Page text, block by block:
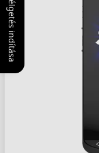
Beszélgetés indítása